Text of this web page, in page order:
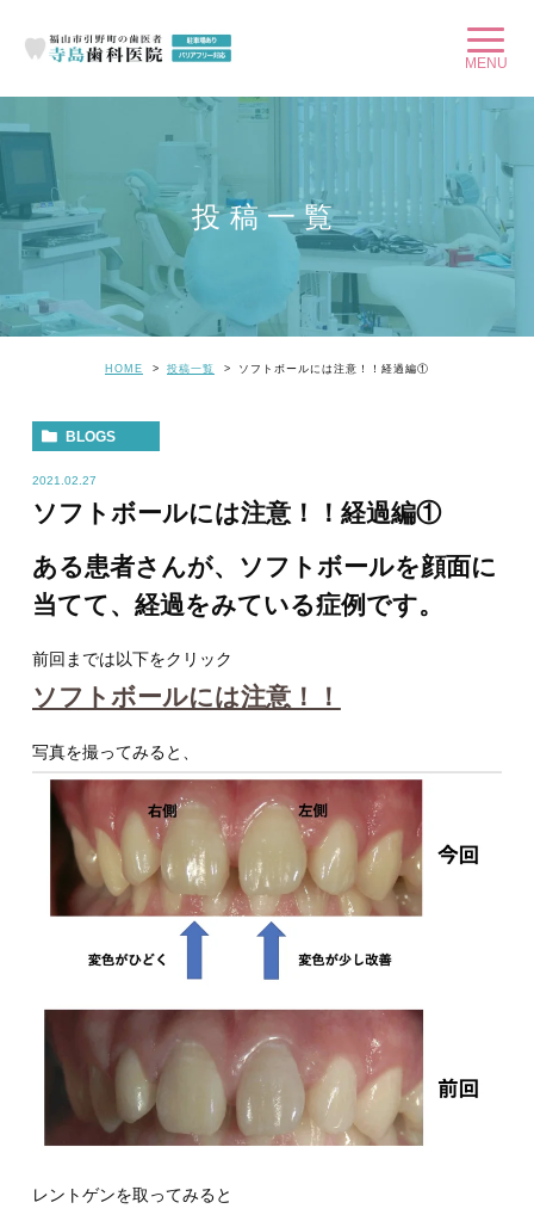
投稿一覧
HOME 投稿一覧 ソフトボールには注意！！経過編①
BLOGS
2021.02.27
ソフトボールには注意！！経過編①
ある患者さんが、ソフトボールを顔面に
当てて、経過をみている症例です。
前回までは以下をクリック
ソフトボールには注意！！
写真を撮ってみると、
レントゲンを取ってみると